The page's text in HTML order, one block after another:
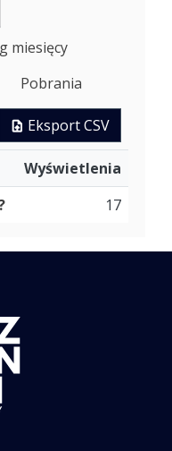
miesięcy
Pobrania
Eksport CSV
Wyświetlenia
17